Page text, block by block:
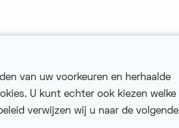
van uw voorkeuren en herhaalde
U kunt echter ook kiezen welke
verwijzen wij u naar de volgende
Fonzer bv